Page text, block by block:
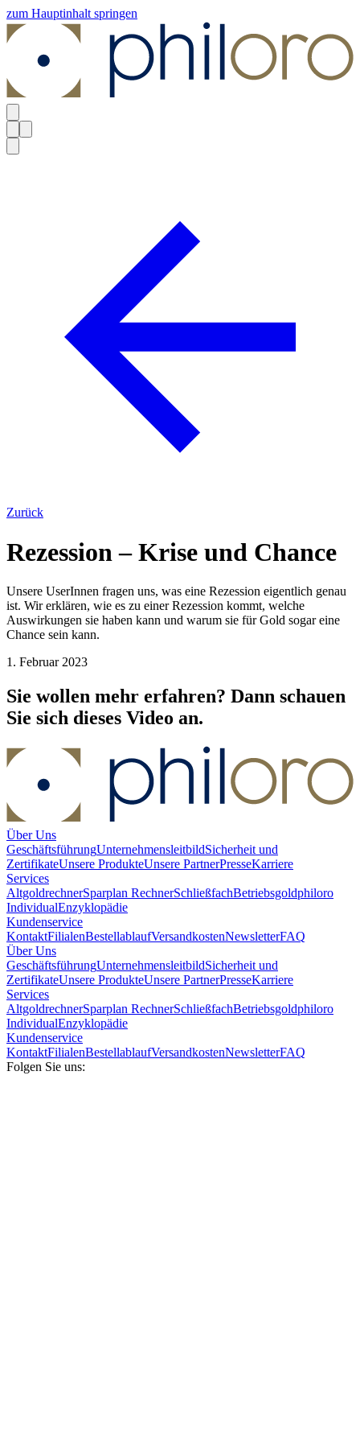
zum Hauptinhalt springen
Zurück
Rezession – Krise und Chance
Unsere UserInnen fragen uns, was eine Rezession eigentlich genau
ist. Wir erklären, wie es zu einer Rezession kommt, welche
Auswirkungen sie haben kann und warum sie für Gold sogar eine
Chance sein kann.
1. Februar 2023
Sie wollen mehr erfahren? Dann schauen
Sie sich dieses Video an.
Über Uns
GeschäftsführungUnternehmensleitbildSicherheit und
ZertifikateUnsere ProdukteUnsere PartnerPresseKarriere
Services
AltgoldrechnerSparplan RechnerSchließfachBetriebsgoldphiloro
IndividualEnzyklopädie
Kundenservice
KontaktFilialenBestellablaufVersandkostenNewsletterFAQ
Über Uns
GeschäftsführungUnternehmensleitbildSicherheit und
ZertifikateUnsere ProdukteUnsere PartnerPresseKarriere
Services
AltgoldrechnerSparplan RechnerSchließfachBetriebsgoldphiloro
IndividualEnzyklopädie
Kundenservice
KontaktFilialenBestellablaufVersandkostenNewsletterFAQ
Folgen Sie uns: